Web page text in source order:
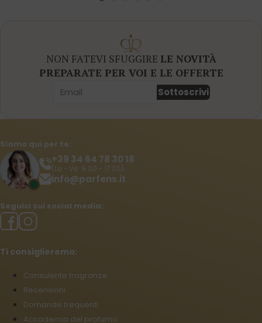
NON FATEVI SFUGGIRE LE NOVITÀ
PREPARATE PER VOI E LE OFFERTE
Sottoscrivi
Siamo qui per te:
+39 34 64 78 30 18
(Lu - Ve: 9:00 - 17:00)
info@parfens.it
Seguici sui social media:
Ti consiglieremo:
Consulente fragranze
Recensioni
Domande frequenti
Accademia del profumo